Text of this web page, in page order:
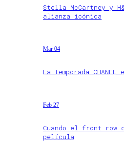
Stella McCartney y
alianza icónica
Mar 04
La temporada
Feb 27
Cuando el front row
película